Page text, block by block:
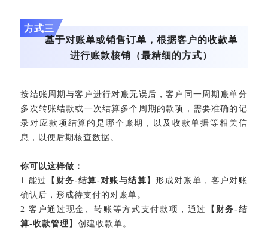
方式三
基于对账单或销售订单，根据客户的收款单
进行账款核销（最精细的方式）
按结账周期与客户进行对账无误后，客户同一周期账单分
多次转账结款或一次结算多个周期的款项，需要准确的记
录对应款项结算的是哪个账期，以及收款单据等相关信
息，以便后期核查数据。
你可以这样做：
1 能过
【财务-结算-对账与结算】形成对账单，客户对账
确认后，形成待支付的对账单。
2 客户通过现金、转账等方式支付款项，通过
【财务-结
算-收款管理】创建收款单。